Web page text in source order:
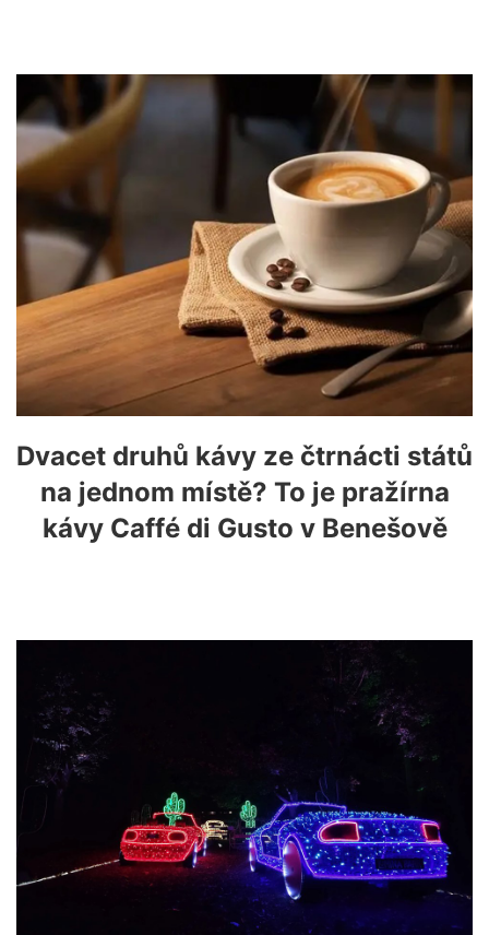
Dvacet druhů kávy ze čtrnácti států
na jednom místě? To je pražírna
kávy Caffé di Gusto v Benešově